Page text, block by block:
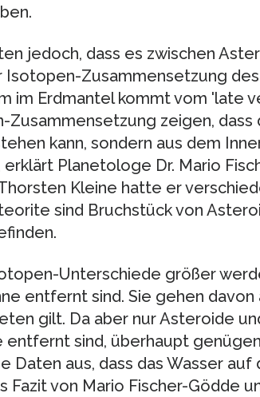
jedoch, dass es zwischen
Isotopen-Zusammensetzung des
im Erdmantel kommt vom 'late
zeigen, dass
kann, sondern aus dem
Planetologe Dr. Mario
Kleine hatte er
sind Bruchstück von
Unterschiede größer
entfernt sind. Sie gehen davon
gilt. Da aber nur Asteroide
entfernt sind, überhaupt
Daten aus, dass das Wasser auf
Fazit von Mario Fischer-Gödde